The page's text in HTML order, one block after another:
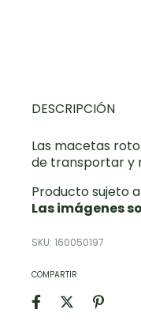
DESCRIPCIÓN
Las macetas
de transportar y
Producto sujeto
Las imágenes
SKU: 160050197
COMPARTIR